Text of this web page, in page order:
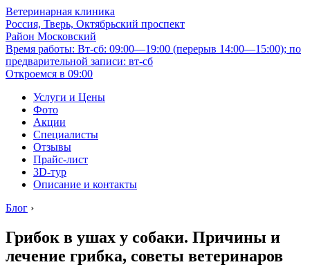
Ветеринарная клиника
Россия, Тверь, Октябрьский проспект
Район Московский
Время работы: Вт-сб: 09:00—19:00 (перерыв 14:00—15:00); по
предварительной записи: вт-сб
Откроемся в 09:00
Услуги и Цены
Фото
Акции
Специалисты
Отзывы
Прайс-лист
3D-тур
Описание и контакты
Блог ›
Грибок в ушах у собаки. Причины и
лечение грибка, советы ветеринаров